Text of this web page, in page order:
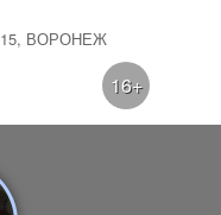
ВОРОНЕЖ
16+